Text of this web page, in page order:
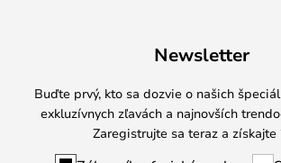
Newsletter
Buďte prvý, kto sa dozvie o našich
exkluzívnych zľavách a najnovších
Zaregistrujte sa teraz a získajte